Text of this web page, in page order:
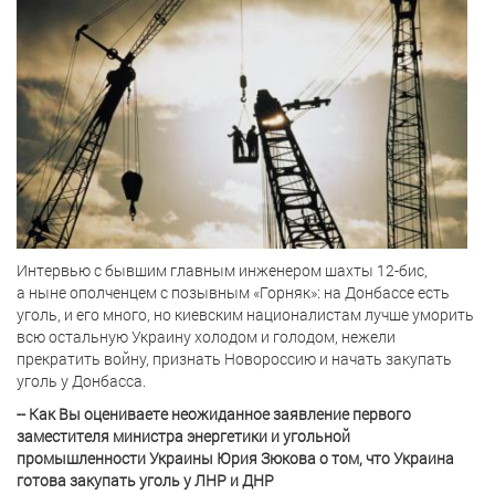
Интервью с бывшим главным инженером шахты 12-бис,
а ныне ополченцем с позывным «Горняк»: на Донбассе есть
уголь, и его много, но киевским националистам лучше уморить
всю остальную Украину холодом и голодом, нежели
прекратить войну, признать Новороссию и начать закупать
уголь у Донбасса.
-- Как Вы оцениваете неожиданное заявлениепервого
заместителя министра энергетики и угольной
промышленности Украины Юрия Зюкова о том, что Украина
готова закупать уголь у ЛНР и ДНР